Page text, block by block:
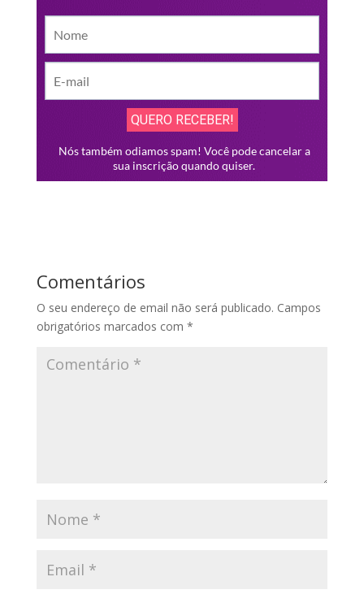
Comentários
O seu endereço de email não será publicado. Campos
obrigatórios marcados com *